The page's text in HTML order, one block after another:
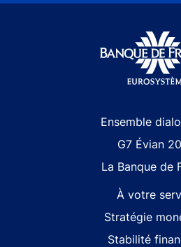
Ensemble
G7 Évian
La Banque de
À votre
Stratégie
Stabilité